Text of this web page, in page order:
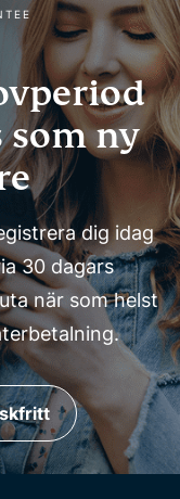
som ny
dig idag
30 dagars
när som helst